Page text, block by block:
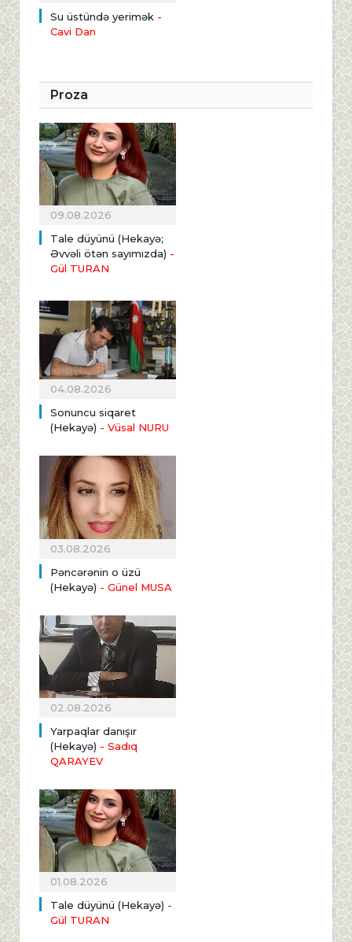
Su üstündə yerimək -
Cavi Dan
Proza
09.08.2026
Tale düyünü (Hekayə;
Əvvəli ötən sayımızda) -
Gül TURAN
04.08.2026
Sonuncu siqaret
(Hekayə) - Vüsal NURU
03.08.2026
Pəncərənin o üzü
(Hekayə) - Günel MUSA
02.08.2026
Yarpaqlar danışır
(Hekayə) - Sadıq
QARAYEV
01.08.2026
Tale düyünü (Hekayə) -
Gül TURAN